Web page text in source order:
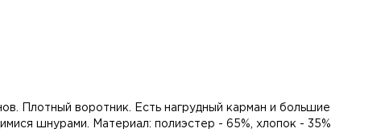
Плотный воротник. Есть нагрудный карман и большие
шнурами. Материал: полиэстер - 65%, хлопок - 35%